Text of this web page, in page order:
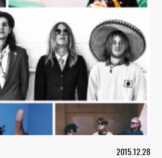
2015.12.28